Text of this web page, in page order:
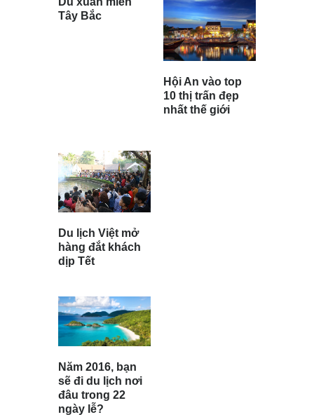
Tây Bắc
Hội An vào top
10 thị trấn đẹp
nhất thế giới
Du lịch Việt mở
hàng đắt khách
dịp Tết
Năm 2016, bạn
sẽ đi du lịch nơi
đâu trong 22
ngày lễ?